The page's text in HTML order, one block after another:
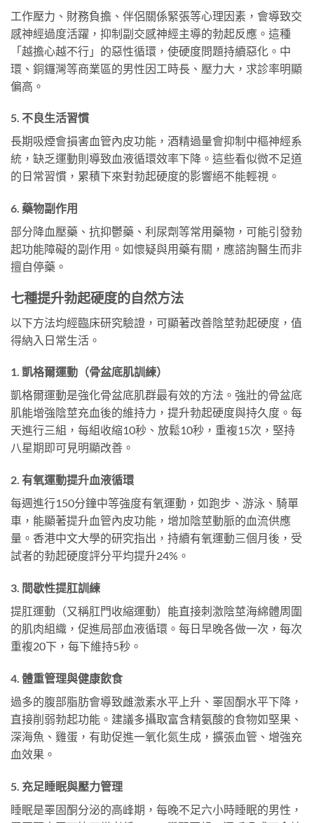
工作壓力、財務負擔、伴侶關係緊張等心理因素，會導致交
感神經過度活躍，抑制副交感神經主導的勃起反應。這種
「越擔心越不行」的惡性循環，使硬度問題持續惡化。中
環、銅鑼灣等商業區的男性因工時長、壓力大，求診率明顯
偏高。
5. 不良生活習慣
長期吸煙會損害血管內皮功能，酒精過量會抑制中樞神經系
統，缺乏運動則導致血液循環效率下降。這些看似微不足道
的日常習慣，累積下來對勃起硬度的影響絕不能輕視。
6. 藥物副作用
部分降血壓藥、抗抑鬱藥、利尿劑等常用藥物，可能引發勃
起功能障礙的副作用。如懷疑與用藥有關，應諮詢醫生而非
擅自停藥。
七種提升勃起硬度的自然方法
以下方法均經臨床研究驗證，可顯著改善陰莖勃起硬度，值
得納入日常生活。
1. 凱格爾運動（骨盆底肌訓練）
凱格爾運動是強化骨盆底肌群最有效的方法。強壯的骨盆底
肌能增強陰莖充血後的維持力，提升勃起硬度與持久度。每
天進行三組，每組收縮10秒、放鬆10秒，重複15次，堅持
八星期即可見明顯改善。
2. 有氧運動提升血液循環
每週進行150分鐘中等強度有氧運動，如跑步、游泳、騎單
車，能顯著提升血管內皮功能，增加陰莖動脈的血流供應
量。香港中文大學的研究指出，持續有氧運動三個月後，受
試者的勃起硬度評分平均提升24%。
3. 間歇性提肛訓練
提肛運動（又稱肛門收縮運動）能直接刺激陰莖海綿體周圍
的肌肉組織，促進局部血液循環。每日早晚各做一次，每次
重複20下，每下維持5秒。
4. 體重管理與健康飲食
過多的腹部脂肪會導致雌激素水平上升、睪固酮水平下降，
直接削弱勃起功能。建議多攝取富含精氨酸的食物如堅果、
深海魚、雞蛋，有助促進一氧化氮生成，擴張血管、增強充
血效果。
5. 充足睡眠與壓力管理
睡眠是睪固酮分泌的高峰期，每晚不足六小時睡眠的男性，